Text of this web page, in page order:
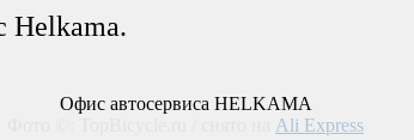
Helkama.
Офис автосервиса HELKAMA
Ali Express